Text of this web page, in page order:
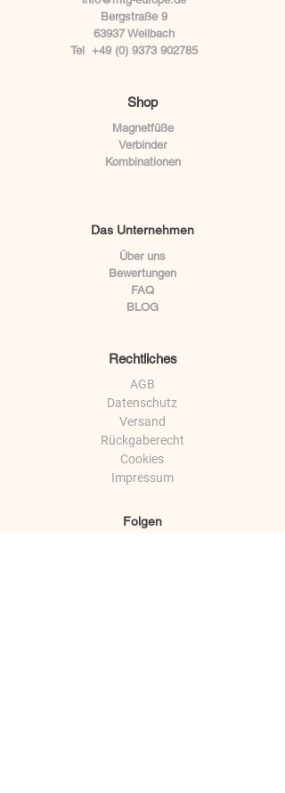
Bergstraße 9
63937 Weilbach
Tel +49 (0) 9373 902785
Shop
Magnetfüße
Verbinder
Kombinationen
Das Unternehmen
Über uns
Bewertungen
FAQ
BLOG
Rechtliches
AGB
Datenschutz
Versand
Rückgaberecht
Cookies
Impressum
Folgen